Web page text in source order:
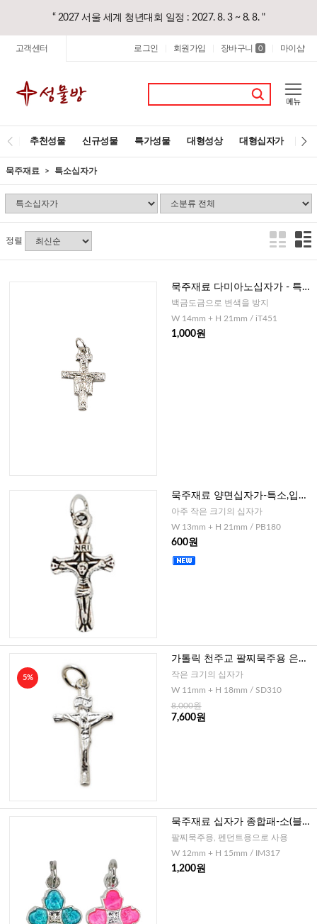
“ 2027 서울 세계 청년대회 일정 : 2027. 8. 3 ~ 8. 8. "
고객센터 로그인 회원가입 장바구니 0 마이샵
추천성물 신규성물 특가성물 대형성상 대형십자가 레
묵주재료 특소십자가
정렬
묵주재료 다미아노십자가 - 특소
(이태리)
백금도금으로 변색을 방지
W 14mm + H 21mm / iT451
1,000원
묵주재료 양면십자가-특소,입체
형
아주 작은 크기의 십자가
W 13mm + H 21mm / PB180
600원
5%
가톨릭 천주교 팔찌묵주용 은십
자가 - 특소
작은 크기의 십자가
W 11mm + H 18mm / SD310
8,000원
7,600원
묵주재료 십자가 종합패-소(블루,
핑크)
팔찌묵주용, 펜던트용으로 사용
W 12mm + H 15mm / IM317
1,200원